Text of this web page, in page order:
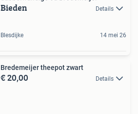
Bieden Details
Blesdijke 14 mei 26
Bredemeijer theepot zwart
€ 20,00 Details